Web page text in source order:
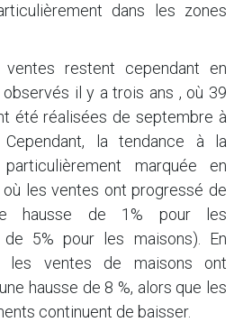
dans les zones
restent cependant en
il y a trois ans , où 39
été réalisées de septembre à
la tendance à la
marquée en
où les ventes ont progressé de
hausse de 1% pour les
5% pour les maisons). En
les ventes de maisons ont
hausse de 8 %, alors que les
continuent de baisser.